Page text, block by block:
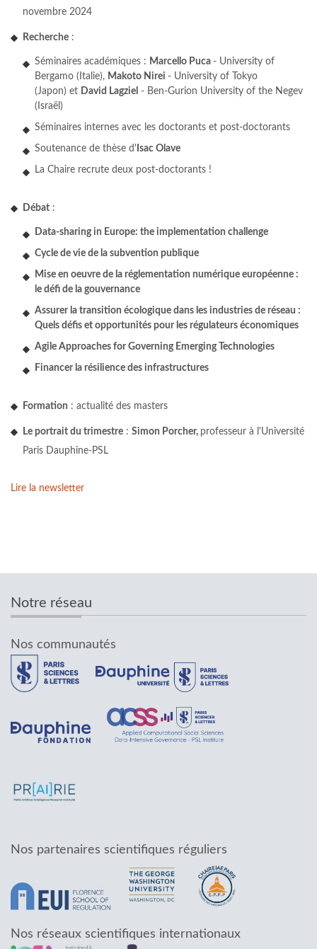
novembre 2024
Recherche :
Séminaires académiques : Marcello Puca - University of
Bergamo (Italie), Makoto Nirei - University of Tokyo
(Japon) et David Lagziel - Ben-Gurion University of the Negev
(Israël)
Séminaires internes avec les doctorants et post-doctorants
Soutenance de thèse d' Isac Olave
La Chaire recrute deux post-doctorants !
Débat :
Data-sharing in Europe: the implementation challenge
Cycle de vie de la subvention publique
Mise en oeuvre de la réglementation numérique européenne :
le défi de la gouvernance
Assurer la transition écologique dans les industries de réseau :
Quels défis et opportunités pour les régulateurs économiques
Agile Approaches for Governing Emerging Technologies
Financer la résilience des infrastructures
Formation : actualité des masters
Le portrait du trimestre : Simon Porcher, professeur à l'Université
Paris Dauphine-PSL
Lire la newsletter
Notre réseau
Nos communautés
Nos partenaires scientifiques réguliers
Nos réseaux scientifiques internationaux